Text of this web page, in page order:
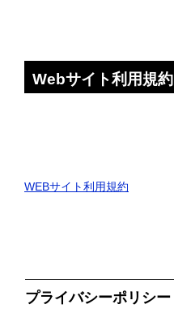
Webサイト利用規約
WEBサイト利用規約
プライバシーポリシー